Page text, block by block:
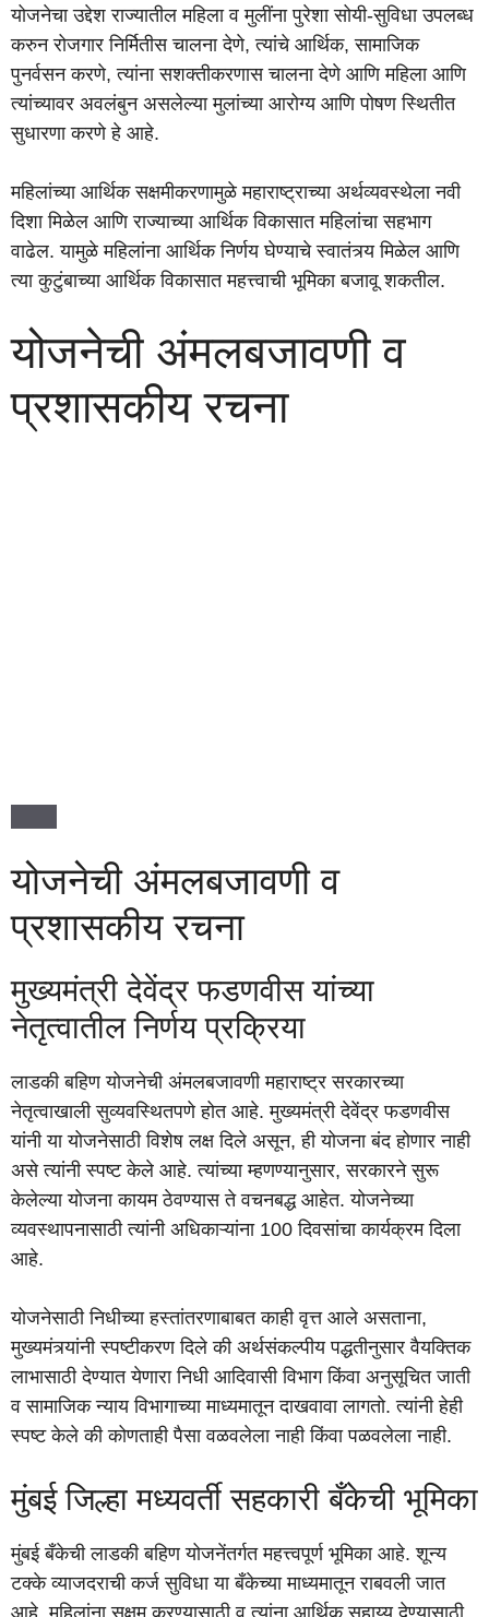
योजनेचा उद्देश राज्यातील महिला व मुलींना पुरेशा सोयी-सुविधा उपलब्ध
करुन रोजगार निर्मितीस चालना देणे, त्यांचे आर्थिक, सामाजिक
पुनर्वसन करणे, त्यांना सशक्तीकरणास चालना देणे आणि महिला आणि
त्यांच्यावर अवलंबुन असलेल्या मुलांच्या आरोग्य आणि पोषण स्थितीत
सुधारणा करणे हे आहे.
महिलांच्या आर्थिक सक्षमीकरणामुळे महाराष्ट्राच्या अर्थव्यवस्थेला नवी
दिशा मिळेल आणि राज्याच्या आर्थिक विकासात महिलांचा सहभाग
वाढेल. यामुळे महिलांना आर्थिक निर्णय घेण्याचे स्वातंत्र्य मिळेल आणि
त्या कुटुंबाच्या आर्थिक विकासात महत्त्वाची भूमिका बजावू शकतील.
योजनेची अंमलबजावणी व
प्रशासकीय रचना
योजनेची अंमलबजावणी व
प्रशासकीय रचना
मुख्यमंत्री देवेंद्र फडणवीस यांच्या
नेतृत्वातील निर्णय प्रक्रिया
लाडकी बहिण योजनेची अंमलबजावणी महाराष्ट्र सरकारच्या
नेतृत्वाखाली सुव्यवस्थितपणे होत आहे. मुख्यमंत्री देवेंद्र फडणवीस
यांनी या योजनेसाठी विशेष लक्ष दिले असून, ही योजना बंद होणार नाही
असे त्यांनी स्पष्ट केले आहे. त्यांच्या म्हणण्यानुसार, सरकारने सुरू
केलेल्या योजना कायम ठेवण्यास ते वचनबद्ध आहेत. योजनेच्या
व्यवस्थापनासाठी त्यांनी अधिकाऱ्यांना 100 दिवसांचा कार्यक्रम दिला
आहे.
योजनेसाठी निधीच्या हस्तांतरणाबाबत काही वृत्त आले असताना,
मुख्यमंत्र्यांनी स्पष्टीकरण दिले की अर्थसंकल्पीय पद्धतीनुसार वैयक्तिक
लाभासाठी देण्यात येणारा निधी आदिवासी विभाग किंवा अनुसूचित जाती
व सामाजिक न्याय विभागाच्या माध्यमातून दाखवावा लागतो. त्यांनी हेही
स्पष्ट केले की कोणताही पैसा वळवलेला नाही किंवा पळवलेला नाही.
मुंबई जिल्हा मध्यवर्ती सहकारी बँकेची भूमिका
मुंबई बँकेची लाडकी बहिण योजनेंतर्गत महत्त्वपूर्ण भूमिका आहे. शून्य
टक्के व्याजदराची कर्ज सुविधा या बँकेच्या माध्यमातून राबवली जात
आहे. महिलांना सक्षम करण्यासाठी व त्यांना आर्थिक सहाय्य देण्यासाठी